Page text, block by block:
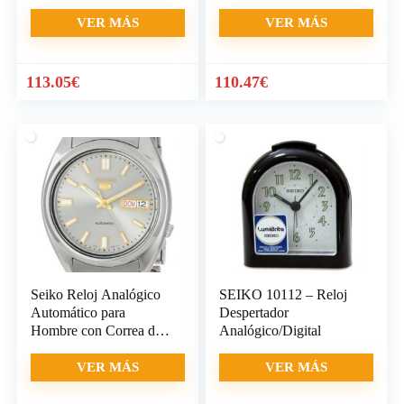
VER MÁS
113.05€
VER MÁS
110.47€
Seiko Reloj Analógico
Automático para
Hombre con Correa de
VER MÁS
SEIKO 10112 – Reloj
Despertador
Analógico/Digital
VER MÁS